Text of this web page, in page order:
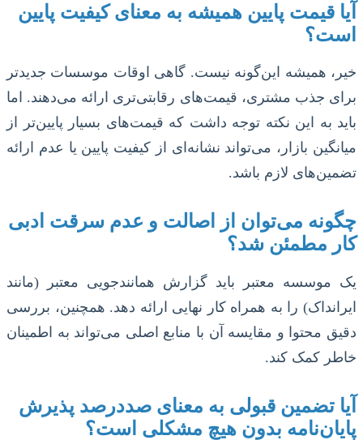
آیا قیمت پایین همیشه به معنای کیفیت پایین
است؟
خیر، همیشه این‌گونه نیست. گاهی اوقات موسسات جدیدتر
برای جذب مشتری، قیمت‌های رقابتی‌تری ارائه می‌دهند. اما
باید به این نکته توجه داشت که قیمت‌های بسیار پایین‌تر از
میانگین بازار، می‌تواند نشانه‌ای از کیفیت پایین یا عدم ارائه
تضمین‌های لازم باشد.
چگونه می‌توان از اصالت و عدم سرقت ادبی
کار مطمئن شد؟
یک موسسه معتبر باید گزارش همانندجویی معتبر (مانند
ایرانداک) را به همراه کار نهایی ارائه دهد. همچنین، بررسی
دقیق محتوا و مقایسه آن با منابع اصلی می‌تواند به اطمینان
خاطر کمک کند.
آیا تضمین قبولی به معنای صددرصد پذیرش
پایان‌نامه بدون هیچ مشکلی است؟